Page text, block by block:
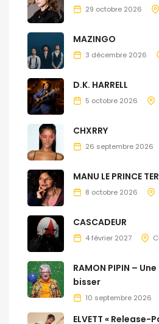
29 octobre 2026
MAZINGO
3 décembre 2026
D.K. HARRELL
5 octobre 2026
CHXRRY
26 septembre 2026
MANU LE PRINCE
8 octobre 2026
CASCADEUR
4 février 2027
RAMON PIPIN –
bisser
10 septembre 2026
ELVETT « Release-